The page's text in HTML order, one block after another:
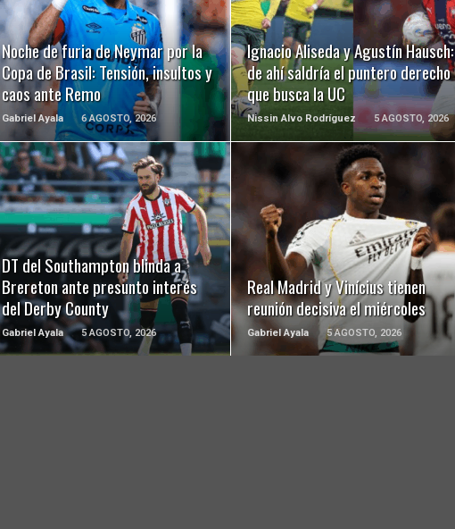
Noche de furia de Neymar por la
Copa de Brasil: Tensión, insultos y
caos ante Remo
Gabriel Ayala 6 AGOSTO, 2026
LEER MÁS
Ignacio Aliseda y Agustín Hausch:
de ahí saldría el puntero derecho
que busca la UC
Nissin Alvo Rodríguez 5 AGOSTO, 2026
LEER MÁS
DT del Southampton blinda a
Brereton ante presunto interés
del Derby County
Gabriel Ayala 5 AGOSTO, 2026
LEER MÁS
Real Madrid y Vinícius tienen
reunión decisiva el miércoles
Gabriel Ayala 5 AGOSTO, 2026
LEER MÁS